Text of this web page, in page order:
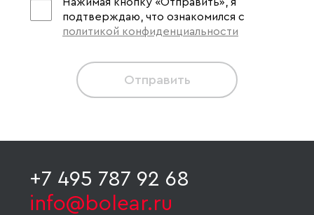
подтверждаю, что ознакомился с
политикой конфиденциальности
Отправить
+7 495 787 92 68
info@bolear.ru